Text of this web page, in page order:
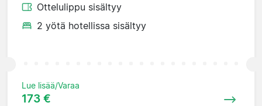
Ottelulippu sisältyy
2 yötä hotellissa sisältyy
Lue lisää/Varaa
173 €